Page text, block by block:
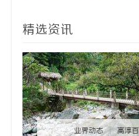
精选资讯
业界动态 | 高淳